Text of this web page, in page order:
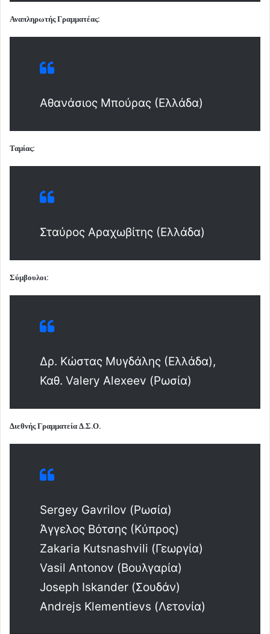
Αναπληρωτής Γραμματέας:
Αθανάσιος Μπούρας (Ελλάδα)
Ταμίας:
Σταύρος Αραχωβίτης (Ελλάδα)
Σύμβουλοι:
Δρ. Κώστας Μυγδάλης (Ελλάδα),
Καθ. Valery Alexeev (Ρωσία)
Διεθνής Γραμματεία Δ.Σ.Ο.
Sergey Gavrilov (Ρωσία)
Άγγελος Βότσης (Κύπρος)
Zakaria Kutsnashvili (Γεωργία)
Vasil Antonov (Βουλγαρία)
Joseph Iskander (Σουδάν)
Andrejs Klementievs (Λετονία)